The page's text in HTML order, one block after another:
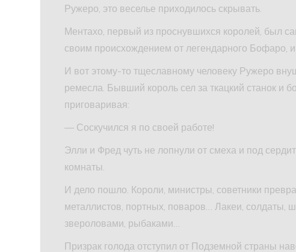
Ружеро, это веселье приходилось скрывать.
Ментахо, первый из проснувшихся королей, был
своим происхождением от легендарного Бофаро,
И вот этому-то тщеславному человеку Ружеро
ремесла. Бывший король сел за ткацкий станок и
приговаривая:
— Соскучился я по своей работе!
Элли и Фред чуть не лопнули от смеха и под
комнаты.
И дело пошло. Короли, министры, советники
металлистов, портных, поваров… Лакеи, солдаты,
звероловами, рыбаками…
Призрак голода отступил от Подземной страны